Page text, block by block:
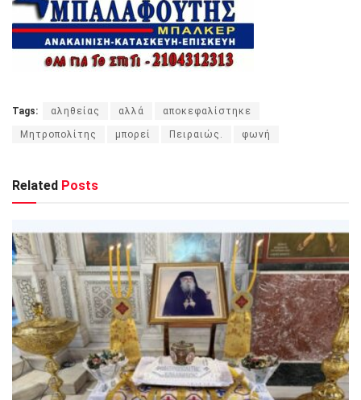
Tags: αληθείας αλλά αποκεφαλίστηκε
Μητροπολίτης μπορεί Πειραιώς. φωνή
Related Posts